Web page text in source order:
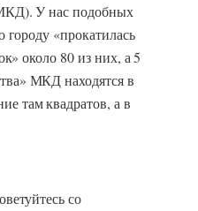
У нас подобных
«прокатилась
около 80 из них, а 5
МКД находятся в
там квадратов, а в
со